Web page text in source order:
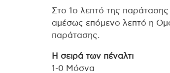
Στο 1ο λεπτό της
αμέσως επόμενο λεπτό η
παράτασης.
Η σειρά των πέναλτι
1-0 Μόσνα